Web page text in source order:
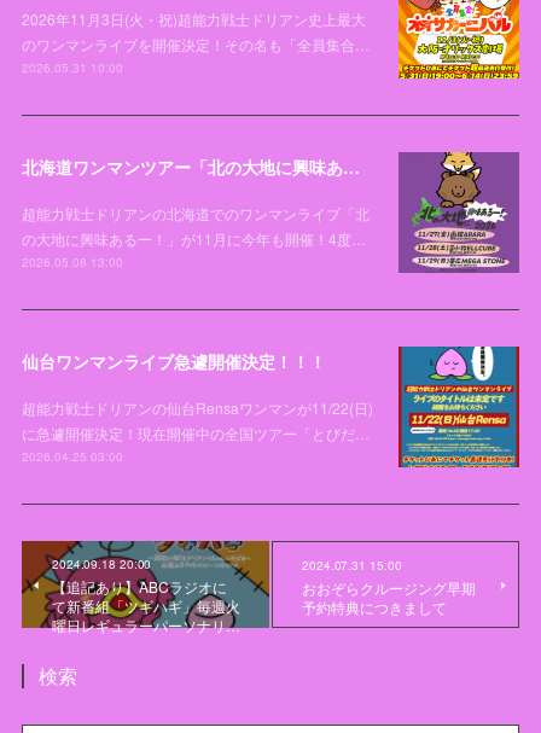
2026年11月3日(火・祝)超能力戦士ドリアン史上最大
のワンマンライブを開催決定！その名も「全員集合…
2026.05.31 10:00
北海道ワンマンツアー「北の大地に興味あるー！2026」開催決定！！！
超能力戦士ドリアンの北海道でのワンマンライブ「北
の大地に興味あるー！」が11月に今年も開催！4度…
2026.05.08 13:00
仙台ワンマンライブ急遽開催決定！！！
超能力戦士ドリアンの仙台Rensaワンマンが11/22(日)
に急遽開催決定！現在開催中の全国ツアー「とびだ…
2026.04.25 03:00
2024.09.18 20:00
【追記あり】ABCラジオに
て新番組「ツギハギ」毎週火
曜日レギュラーパーソナリ…
2024.07.31 15:00
おおぞらクルージング早期
予約特典につきまして
検索